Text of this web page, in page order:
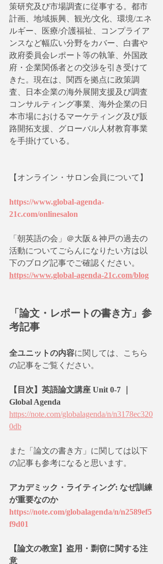
策研究及び市場調査に従事する。都市
計画、地域振興、観光/文化、環境/エネ
ルギー、医療/介護福祉、コンプライア
ンスなど幅広い分野をカバー、白書や
政府委員会レポート等の執筆、外国政
府・企業関係者との交渉を引き受けて
きた。現在は、関西を拠点に政策調
査、日本企業の海外展開支援及び調査
コンサルティング事業、海外企業の日
本市場におけるマーケティング及び販
路開拓支援、グローバル人材教育事業
を手掛けている。
【オンライン・サロン会員について】
https://www.global-agenda-
21c.com/onlinesalon
「朝英語の会」＠大阪＆神戸の過去の
活動についてごらんになりたい方は以
下のブログ記事でご確認ください。
https://www.global-agenda-21c.com/blog
「論文・レポートの書き方」参
考記事
全ユニットの内容に関しては、こちら
の記事をご覧ください。
【目次】英語論文講座 Unit 0-7 ｜
Global Agenda
https://note.com/globalagenda/n/n3178ec320
0db
また「論文の書き方」に関しては以下
の記事も参考になると思います。
アカデミック・ライティング: なぜ訓練
が重要なのか
https://note.com/globalagenda/n/n2589ef5
f9d01
【論文の教室】盗用・剽窃に関する注
意